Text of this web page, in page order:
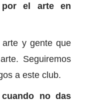
por el arte en
y gente que
Seguiremos
a este club.
no das